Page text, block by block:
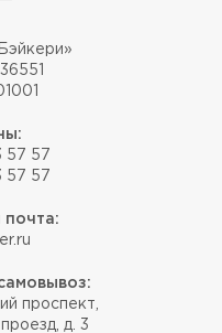
57 57
57 57
почта:
проспект,
д. 3